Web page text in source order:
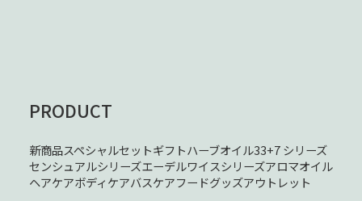
PRODUCT
新商品スペシャルセットギフトハーブオイル33+7 シリーズ
センシュアルシリーズエーデルワイスシリーズアロマオイル
ヘアケアボディケアバスケアフードグッズアウトレット